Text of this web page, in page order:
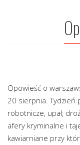
Opowieść o
20 sierpnia. Tydzień
robotnicze, upał,
afery kryminalne i
kawiarniane przy